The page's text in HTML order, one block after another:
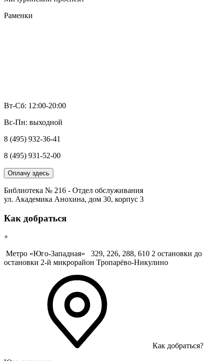
Раменки
Вт-Сб: 12:00-20:00
Вс-Пн: выходной
8 (495) 932-36-41
8 (495) 931-52-00
Оплачу здесь
Библиотека № 216 - Отдел обслуживания
ул. Академика Анохина, дом 30, корпус 3
Как добраться
+
Метро «Юго-Западная»
329, 226, 288, 610 2 остановки до
остановки 2-й микрорайон Тропарёво-Никулино
Как добраться?